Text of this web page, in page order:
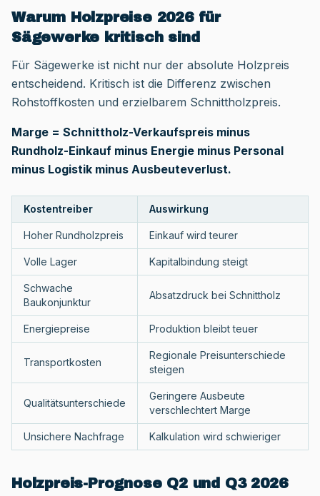
Warum Holzpreise 2026 für
Sägewerke kritisch sind
Für Sägewerke ist nicht nur der absolute Holzpreis
entscheidend. Kritisch ist die Differenz zwischen
Rohstoffkosten und erzielbarem Schnittholzpreis.
Marge = Schnittholz-Verkaufspreis minus
Rundholz-Einkauf minus Energie minus Personal
minus Logistik minus Ausbeuteverlust.
Kostentreiber Auswirkung
Hoher Rundholzpreis Einkauf wird teurer
Volle Lager Kapitalbindung steigt
Schwache
Baukonjunktur
Absatzdruck bei Schnittholz
Energiepreise Produktion bleibt teuer
Transportkosten
Regionale Preisunterschiede
steigen
Qualitätsunterschiede
Geringere Ausbeute
verschlechtert Marge
Unsichere Nachfrage Kalkulation wird schwieriger
Holzpreis-Prognose Q2 und Q3 2026